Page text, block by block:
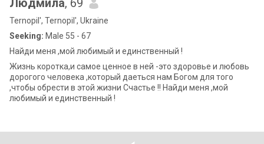
Людмила, 69
Ternopil', Ternopil', Ukraine
Seeking: Male 55 - 67
Найди меня ,мой любимый и единственный !
Жизнь коротка,и самое ценное в ней -это здоровье и любовь
дорогого человека ,который даеться нам Богом для того
,чтобы обрести в этой жизни Счастье !! Найди меня ,мой
любимый и единственный !